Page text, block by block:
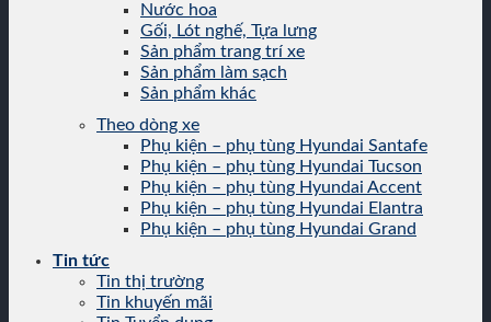
Nước hoa
Gối, Lót nghế, Tựa lưng
Sản phẩm trang trí xe
Sản phẩm làm sạch
Sản phẩm khác
Theo dòng xe
Phụ kiện – phụ tùng Hyundai Santafe
Phụ kiện – phụ tùng Hyundai Tucson
Phụ kiện – phụ tùng Hyundai Accent
Phụ kiện – phụ tùng Hyundai Elantra
Phụ kiện – phụ tùng Hyundai Grand
Tin tức
Tin thị trường
Tin khuyến mãi